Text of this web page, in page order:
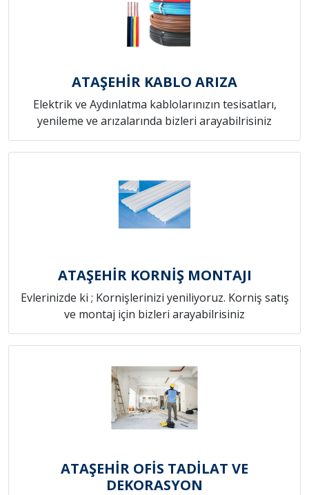
ATAŞEHİR KABLO ARIZA
Elektrik ve Aydınlatma kablolarınızın tesisatları,
yenileme ve arızalarında bizleri arayabilrisiniz
ATAŞEHİR KORNİŞ MONTAJI
Evlerinizde ki ; Kornişlerinizi yeniliyoruz. Korniş satış
ve montaj için bizleri arayabilrisiniz
ATAŞEHİR OFİS TADİLAT VE
DEKORASYON